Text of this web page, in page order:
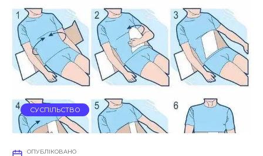
СУСПІЛЬСТВО
ОПУБЛІКОВАНО